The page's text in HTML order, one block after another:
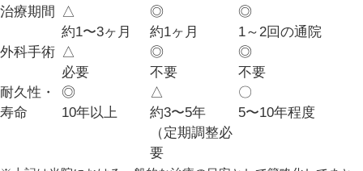
治療期間
△
約1〜3ヶ月
◎
約1ヶ月
◎
1～2回の通院
外科手術 △
必要
◎
不要
◎
不要
耐久性・
寿命
◎
10年以上
△
約3〜5年
（定期調整必
要
〇
5〜10年程度